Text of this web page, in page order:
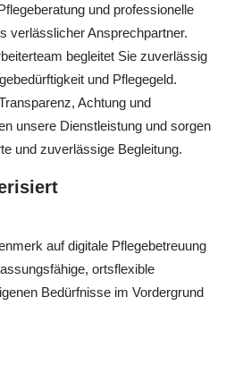
und professionelle
verlässlicher Ansprechpartner.
begleitet Sie zuverlässig
und Pflegegeld.
Achtung und
unsere Dienstleistung und sorgen
und zuverlässige Begleitung.
auf digitale Pflegebetreuung
ortsflexible
Bedürfnisse im Vordergrund